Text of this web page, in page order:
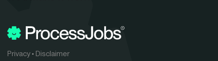
Privacy• Disclaimer